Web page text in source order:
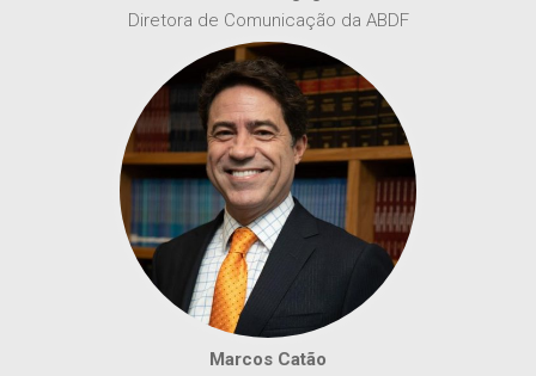
Diretora de Comunicação da ABDF
Marcos Catão